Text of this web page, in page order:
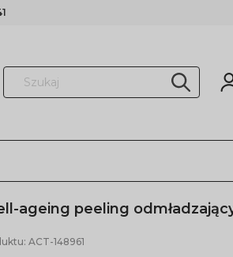
ageing peeling
ACT-148961